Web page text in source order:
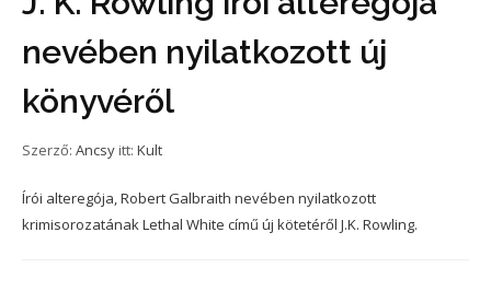
nevében nyilatkozott új
könyvéről
Szerző: Ancsy itt: Kult
Írói alteregója, Robert Galbraith nevében nyilatkozott
krimisorozatának Lethal White című új kötetéről J.K. Rowling.